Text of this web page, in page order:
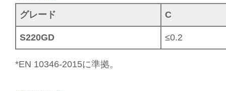
グレード C
S220GD ≤0.2
*EN 10346-2015に準拠。